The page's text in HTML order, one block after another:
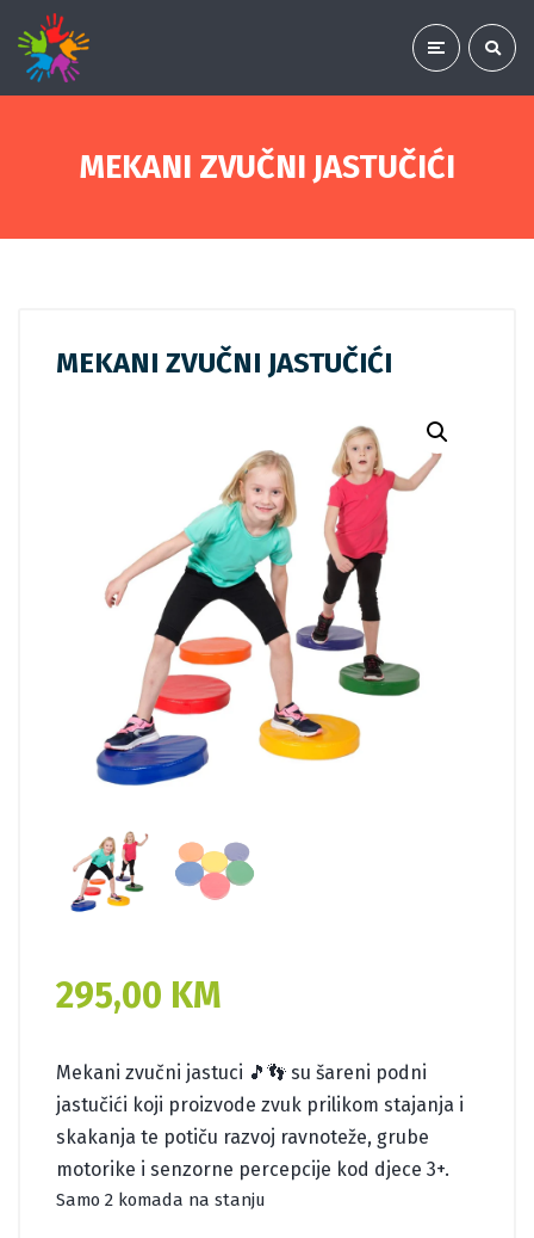
MEKANI ZVUČNI JASTUČIĆI
MEKANI ZVUČNI JASTUČIĆI
295,00 KM
Mekani zvučni jastuci 🎵👣 su šareni podni
jastučići koji proizvode zvuk prilikom stajanja i
skakanja te potiču razvoj ravnoteže, grube
motorike i senzorne percepcije kod djece 3+.
Samo 2 komada na stanju